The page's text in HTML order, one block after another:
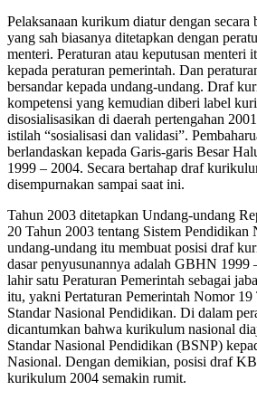
Pelaksanaan kurikum diatur dengan
yang sah biasanya ditetapkan dengan
menteri. Peraturan atau keputusan menteri
kepada peraturan pemerintah. Dan
bersandar kepada undang-undang. Draf
kompetensi yang kemudian diberi label
disosialisasikan di daerah pertengahan
istilah “sosialisasi dan validasi”.
berlandaskan kepada Garis-garis Besar
1999 – 2004. Secara bertahap draf
disempurnakan sampai saat ini.
Tahun 2003 ditetapkan Undang-undang
20 Tahun 2003 tentang Sistem Pendidikan
undang-undang itu membuat posisi draf
dasar penyusunannya adalah GBHN 1999
lahir satu Peraturan Pemerintah sebagai
itu, yakni Pertaturan Pemerintah Nomor 19
Standar Nasional Pendidikan. Di dalam
dicantumkan bahwa kurikulum nasional
Standar Nasional Pendidikan (BSNP)
Nasional. Dengan demikian, posisi draf
kurikulum 2004 semakin rumit.